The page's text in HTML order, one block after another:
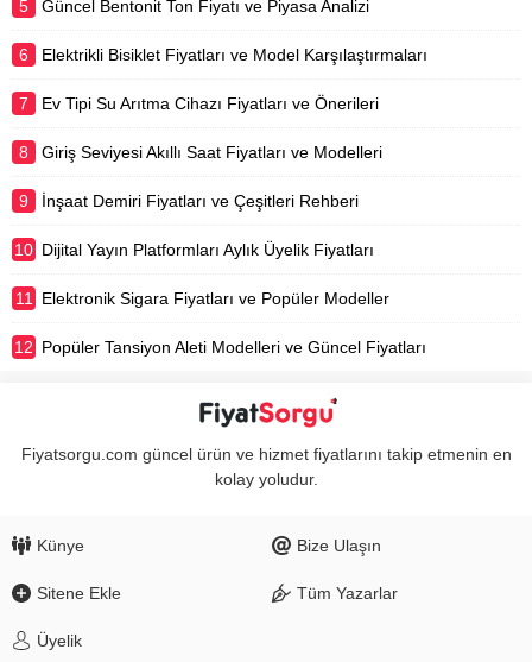
5 Güncel Bentonit Ton Fiyatı ve Piyasa Analizi
6 Elektrikli Bisiklet Fiyatları ve Model Karşılaştırmaları
7 Ev Tipi Su Arıtma Cihazı Fiyatları ve Önerileri
8 Giriş Seviyesi Akıllı Saat Fiyatları ve Modelleri
9 İnşaat Demiri Fiyatları ve Çeşitleri Rehberi
10 Dijital Yayın Platformları Aylık Üyelik Fiyatları
11 Elektronik Sigara Fiyatları ve Popüler Modeller
12 Popüler Tansiyon Aleti Modelleri ve Güncel Fiyatları
Fiyatsorgu.com güncel ürün ve hizmet fiyatlarını takip etmenin en
kolay yoludur.
Künye Bize Ulaşın
Sitene Ekle Tüm Yazarlar
Üyelik